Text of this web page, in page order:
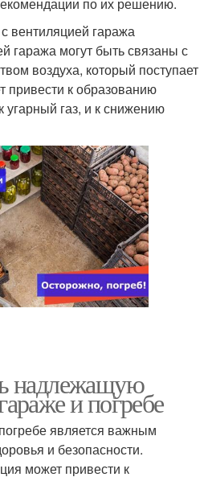
по их решению.
вентиляцией гаража
гаража могут быть связаны с
воздуха, который поступает
к образованию
угарный газ, и к снижению
надлежащую
и погребе
является важным
и безопасности.
может привести к